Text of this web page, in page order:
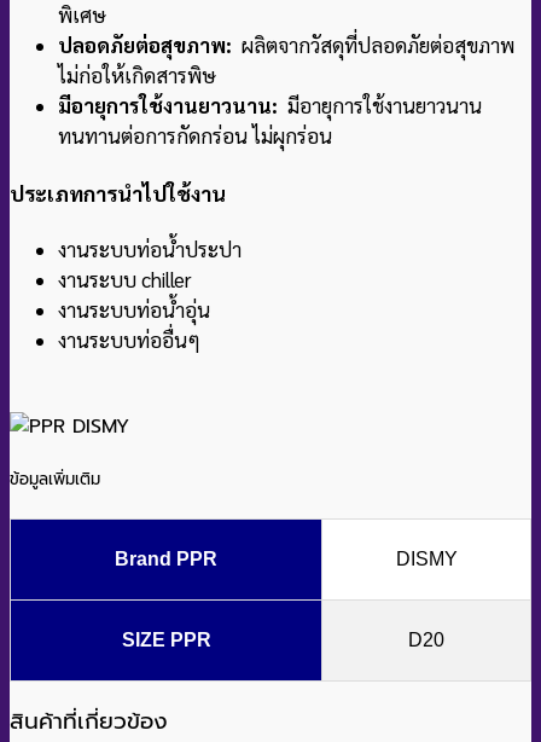
พิเศษ
ปลอดภัยต่อสุขภาพ: ผลิตจากวัสดุที่ปลอดภัยต่อสุขภาพ
ไม่ก่อให้เกิดสารพิษ
มีอายุการใช้งานยาวนาน: มีอายุการใช้งานยาวนาน
ทนทานต่อการกัดกร่อน ไม่ผุกร่อน
ประเภทการนำไปใช้งาน
งานระบบท่อน้ำประปา
งานระบบ chiller
งานระบบท่อน้ำอุ่น
งานระบบท่ออื่นๆ
ข้อมูลเพิ่มเติม
Brand PPR DISMY
SIZE PPR D20
สินค้าที่เกี่ยวข้อง